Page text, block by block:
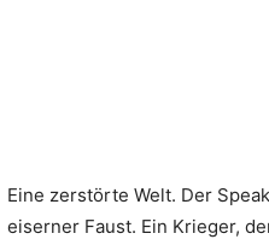
Eine zerstörte Welt. Der
eiserner Faust. Ein Krieger,